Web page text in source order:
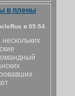
в плены
в 05:54